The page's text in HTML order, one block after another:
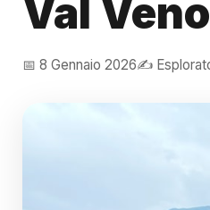
Val
📅 8 Gennaio 2026✍️